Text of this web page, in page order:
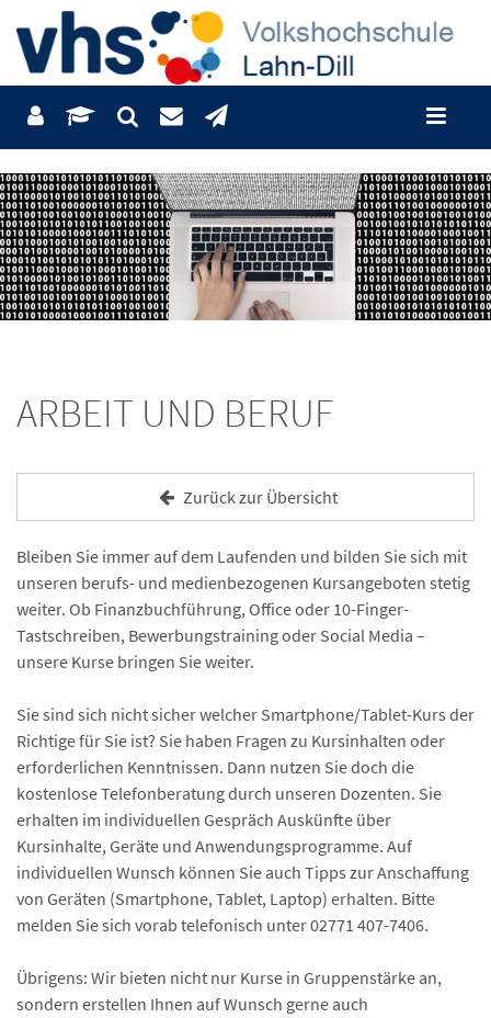
ARBEIT UND BERUF
Zurück zur Übersicht
Bleiben Sie immer auf dem Laufenden und bilden Sie sich mit
unseren berufs- und medienbezogenen Kursangeboten stetig
weiter. Ob Finanzbuchführung, Office oder 10-Finger-
Tastschreiben, Bewerbungstraining oder Social Media –
unsere Kurse bringen Sie weiter.
Sie sind sich nicht sicher welcher Smartphone/Tablet-Kurs der
Richtige für Sie ist? Sie haben Fragen zu Kursinhalten oder
erforderlichen Kenntnissen. Dann nutzen Sie doch die
kostenlose Telefonberatung durch unseren Dozenten. Sie
erhalten im individuellen Gespräch Auskünfte über
Kursinhalte, Geräte und Anwendungsprogramme. Auf
individuellen Wunsch können Sie auch Tipps zur Anschaffung
von Geräten (Smartphone, Tablet, Laptop) erhalten. Bitte
melden Sie sich vorab telefonisch unter 02771 407-7406.
Übrigens: Wir bieten nicht nur Kurse in Gruppenstärke an,
sondern erstellen Ihnen auf Wunsch gerne auch